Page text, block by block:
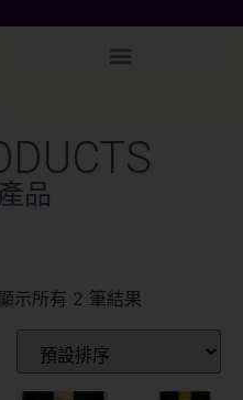
品
示所有 2 筆結果